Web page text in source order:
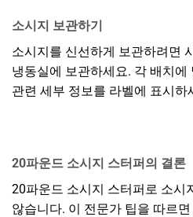
소시지 보관하기
소시지를 신선하게 보관하려면
냉동실에 보관하세요. 각 배치에
관련 세부 정보를 라벨에 표시하
20파운드 소시지 스터퍼의 결론
20파운드 소시지 스터퍼로 소시
않습니다. 이 전문가 팁을 따르